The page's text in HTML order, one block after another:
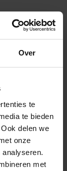
Over
te
te bieden
Ook delen we
onze
met